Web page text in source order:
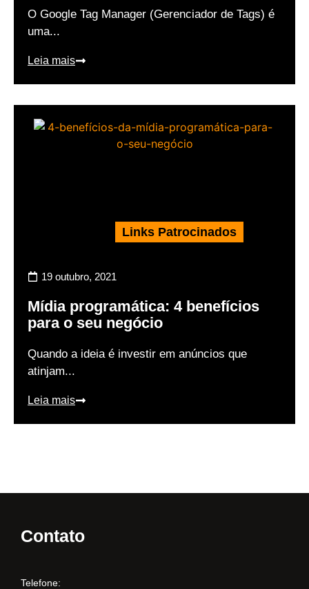
O Google Tag Manager (Gerenciador de Tags) é
uma...
Leia mais
Links Patrocinados
19 outubro, 2021
Mídia programática: 4 benefícios
para o seu negócio
Quando a ideia é investir em anúncios que
atinjam...
Leia mais
Contato
Telefone: